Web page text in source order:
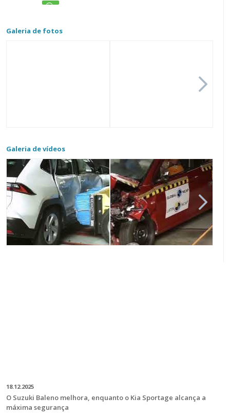
Galeria de fotos
Galeria de vídeos
18.12.2025
O Suzuki Baleno melhora, enquanto o Kia Sportage alcança a
máxima segurança